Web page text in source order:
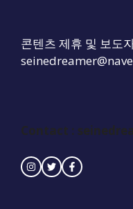
콘텐츠 제휴 및 보도
Contact :